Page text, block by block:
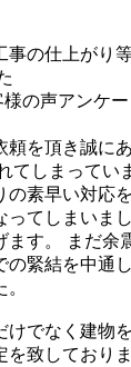
の仕上がり
頼を頂き誠に
てしまってい
素早い対応
てしまいま
ます。 まだ余
の緊結を中通
けでなく建物
を致しており